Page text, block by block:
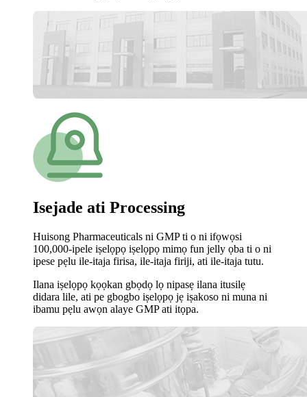
Isejade ati Processing
Huisong Pharmaceuticals ni GMP ti o ni ifọwọsi
100,000-ipele iṣelọpọ iṣelọpọ mimọ fun jelly ọba ti o ni
ipese pẹlu ile-itaja firisa, ile-itaja firiji, ati ile-itaja tutu.
Ilana iṣelọpọ kọọkan gbọdọ lọ nipasẹ ilana itusilẹ
didara lile, ati pe gbogbo iṣelọpọ jẹ iṣakoso ni muna ni
ibamu pẹlu awọn alaye GMP ati itọpa.